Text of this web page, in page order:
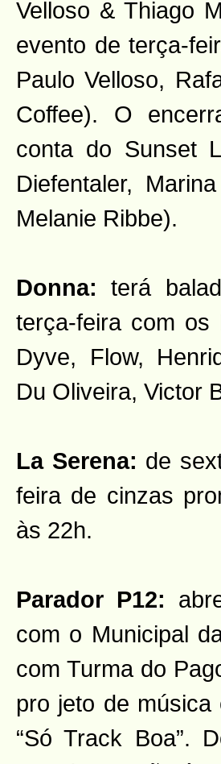
Velloso & Thiago
evento de terça-
Paulo Velloso,
Coffee). O
conta do Sunset
Diefentaler,
Melanie Ribbe).
Donna: terá
terça-feira com os
Dyve, Flow,
Du Oliveira, Victor
La Serena: de
feira de cinzas
às 22h.
Parador P12:
com o Municipal
com Turma do
pro jeto de música
“Só Track Boa”.